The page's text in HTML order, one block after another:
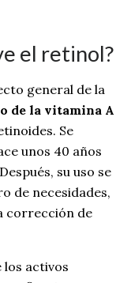
el retinol?
general de la
de la vitamina A
Se
unos 40 años
su uso se
de necesidades,
corrección de
los activos